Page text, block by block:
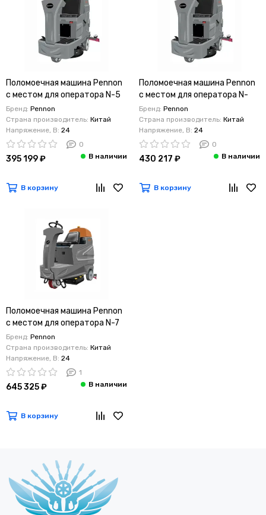
Поломоечная машина Pennon
с местом для оператора N-5
(24V) Без АКБ и ЗУ
Бренд: Pennon
Страна производитель: Китай
Напряжение, В: 24
0
395 199 ₽
В корзину
Поломоечная машина Pennon
с местом для оператора N-
5Plus (24V) Без АКБ з ЗУ
Бренд: Pennon
Страна производитель: Китай
Напряжение, В: 24
0
430 217 ₽
В корзину
Поломоечная машина Pennon
с местом для оператора N-7
(24V) Без АКБ и ЗУ
Бренд: Pennon
Страна производитель: Китай
Напряжение, В: 24
1
645 325 ₽
В корзину